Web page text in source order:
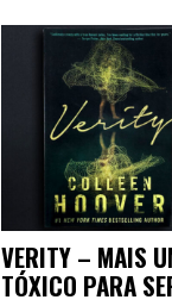
VERITY – MAIS
TÓXICO PARA